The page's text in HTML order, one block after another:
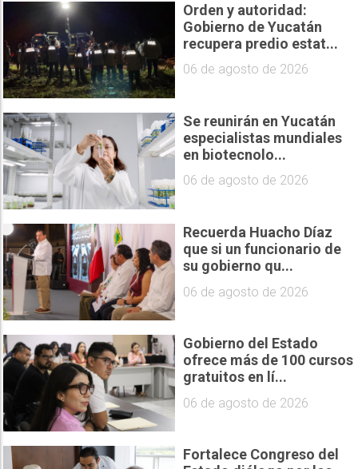
Orden y autoridad:
Gobierno de Yucatán
recupera predio estat...
06 de agosto de 2026
Se reunirán en Yucatán
especialistas mundiales
en biotecnolo...
06 de agosto de 2026
Recuerda Huacho Díaz
que si un funcionario de
su gobierno qu...
06 de agosto de 2026
Gobierno del Estado
ofrece más de 100 cursos
gratuitos en lí...
06 de agosto de 2026
Fortalece Congreso del